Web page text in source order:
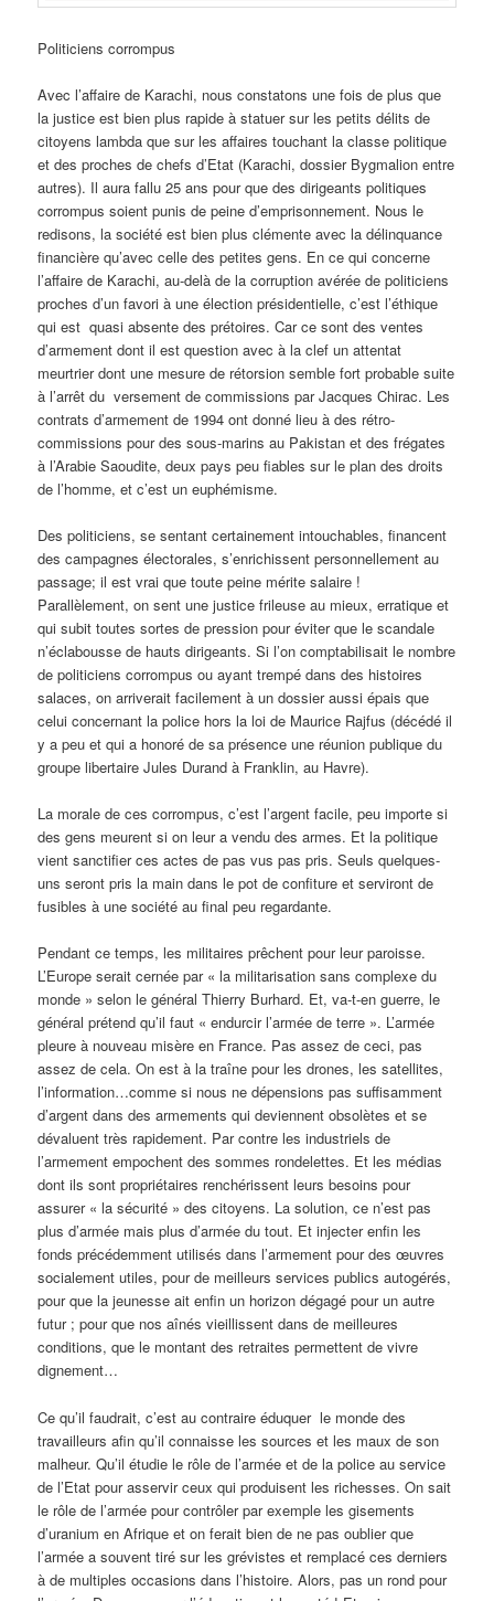
Politiciens corrompus
Avec l’affaire de Karachi, nous constatons une fois de plus que
la justice est bien plus rapide à statuer sur les petits délits de
citoyens lambda que sur les affaires touchant la classe politique
et des proches de chefs d’Etat (Karachi, dossier Bygmalion entre
autres). Il aura fallu 25 ans pour que des dirigeants politiques
corrompus soient punis de peine d’emprisonnement. Nous le
redisons, la société est bien plus clémente avec la délinquance
financière qu’avec celle des petites gens. En ce qui concerne
l’affaire de Karachi, au-delà de la corruption avérée de politiciens
proches d’un favori à une élection présidentielle, c’est l’éthique
qui est quasi absente des prétoires. Car ce sont des ventes
d’armement dont il est question avec à la clef un attentat
meurtrier dont une mesure de rétorsion semble fort probable suite
à l’arrêt du versement de commissions par Jacques Chirac. Les
contrats d’armement de 1994 ont donné lieu à des rétro-
commissions pour des sous-marins au Pakistan et des frégates
à l’Arabie Saoudite, deux pays peu fiables sur le plan des droits
de l’homme, et c’est un euphémisme.
Des politiciens, se sentant certainement intouchables, financent
des campagnes électorales, s’enrichissent personnellement au
passage; il est vrai que toute peine mérite salaire !
Parallèlement, on sent une justice frileuse au mieux, erratique et
qui subit toutes sortes de pression pour éviter que le scandale
n’éclabousse de hauts dirigeants. Si l’on comptabilisait le nombre
de politiciens corrompus ou ayant trempé dans des histoires
salaces, on arriverait facilement à un dossier aussi épais que
celui concernant la police hors la loi de Maurice Rajfus (décédé il
y a peu et qui a honoré de sa présence une réunion publique du
groupe libertaire Jules Durand à Franklin, au Havre).
La morale de ces corrompus, c’est l’argent facile, peu importe si
des gens meurent si on leur a vendu des armes. Et la politique
vient sanctifier ces actes de pas vus pas pris. Seuls quelques-
uns seront pris la main dans le pot de confiture et serviront de
fusibles à une société au final peu regardante.
Pendant ce temps, les militaires prêchent pour leur paroisse.
L’Europe serait cernée par « la militarisation sans complexe du
monde » selon le général Thierry Burhard. Et, va-t-en guerre, le
général prétend qu’il faut « endurcir l’armée de terre ». L’armée
pleure à nouveau misère en France. Pas assez de ceci, pas
assez de cela. On est à la traîne pour les drones, les satellites,
l’information…comme si nous ne dépensions pas suffisamment
d’argent dans des armements qui deviennent obsolètes et se
dévaluent très rapidement. Par contre les industriels de
l’armement empochent des sommes rondelettes. Et les médias
dont ils sont propriétaires renchérissent leurs besoins pour
assurer « la sécurité » des citoyens. La solution, ce n’est pas
plus d’armée mais plus d’armée du tout. Et injecter enfin les
fonds précédemment utilisés dans l’armement pour des œuvres
socialement utiles, pour de meilleurs services publics autogérés,
pour que la jeunesse ait enfin un horizon dégagé pour un autre
futur ; pour que nos aînés vieillissent dans de meilleures
conditions, que le montant des retraites permettent de vivre
dignement…
Ce qu’il faudrait, c’est au contraire éduquer le monde des
travailleurs afin qu’il connaisse les sources et les maux de son
malheur. Qu’il étudie le rôle de l’armée et de la police au service
de l’Etat pour asservir ceux qui produisent les richesses. On sait
le rôle de l’armée pour contrôler par exemple les gisements
d’uranium en Afrique et on ferait bien de ne pas oublier que
l’armée a souvent tiré sur les grévistes et remplacé ces derniers
à de multiples occasions dans l’histoire. Alors, pas un rond pour